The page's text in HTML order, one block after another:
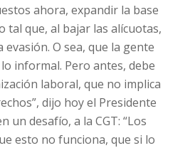
ahora, expandir la base
tal que, al bajar las alícuotas,
O sea, que la gente
informal. Pero antes, debe
laboral, que no implica
dijo hoy el Presidente
un desafío, a la CGT: “Los
esto no funciona, que si lo